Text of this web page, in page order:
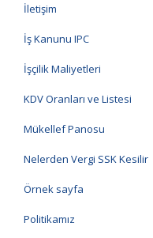
İletişim
İş Kanunu IPC
İşçilik Maliyetleri
KDV Oranları ve Listesi
Mükellef Panosu
Nelerden Vergi SSK Kesilir
Örnek sayfa
Politikamız